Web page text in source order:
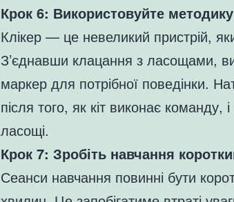
Крок 6: Використовуйте методику
Клікер — це невеликий пристрій,
З’єднавши клацання з ласощами,
маркер для потрібної поведінки.
після того, як кіт виконає команду,
ласощі.
Крок 7: Зробіть навчання
Сеанси навчання повинні бути